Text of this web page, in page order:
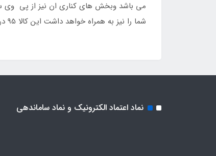
می باشد وبخش های کناری ان نیز از پی وی
شما را نیز به همراه خواهد داشت این کالا 95 درصد suv های تولید شده تا به امروز سازگاری دارد
نماد اعتماد الکترونیک و نماد ساماندهی